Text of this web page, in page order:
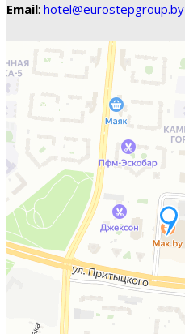
Email: hotel@eurostepgroup.by